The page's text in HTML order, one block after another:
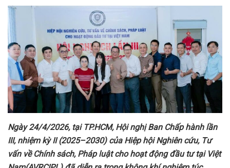
Ngày 24/4/2026, tại TP.HCM, Hội nghị Ban Chấp hành lần
III, nhiệm kỳ II (2025–2030) của Hiệp hội Nghiên cứu, Tư
vấn về Chính sách, Pháp luật cho hoạt động đầu tư tại Việt